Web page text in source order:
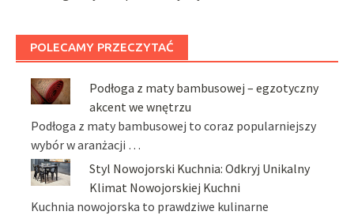
POLECAMY PRZECZYTAĆ
Podłoga z maty bambusowej – egzotyczny
akcent we wnętrzu
Podłoga z maty bambusowej to coraz popularniejszy
wybór w aranżacji …
Styl Nowojorski Kuchnia: Odkryj Unikalny
Klimat Nowojorskiej Kuchni
Kuchnia nowojorska to prawdziwe kulinarne